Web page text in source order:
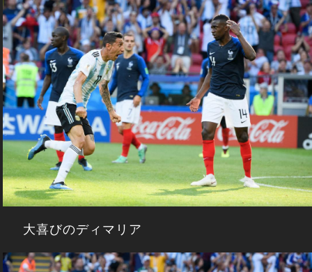
大喜びのディマリア